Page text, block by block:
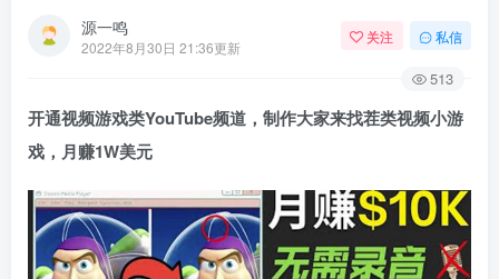
源一鸣
2022年8月30日 21:36更新
关注 私信
513
开通视频游戏类YouTube频道，制作大家来找茬类视频小游
戏，月赚1W美元